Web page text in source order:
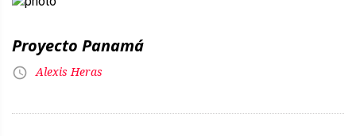
Proyecto Panamá
Alexis Heras